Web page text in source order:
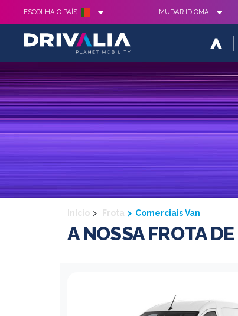
ESCOLHA O PAÍS MUDAR IDIOMA
Início Frota Comerciais Van
A NOSSA FROTA DE